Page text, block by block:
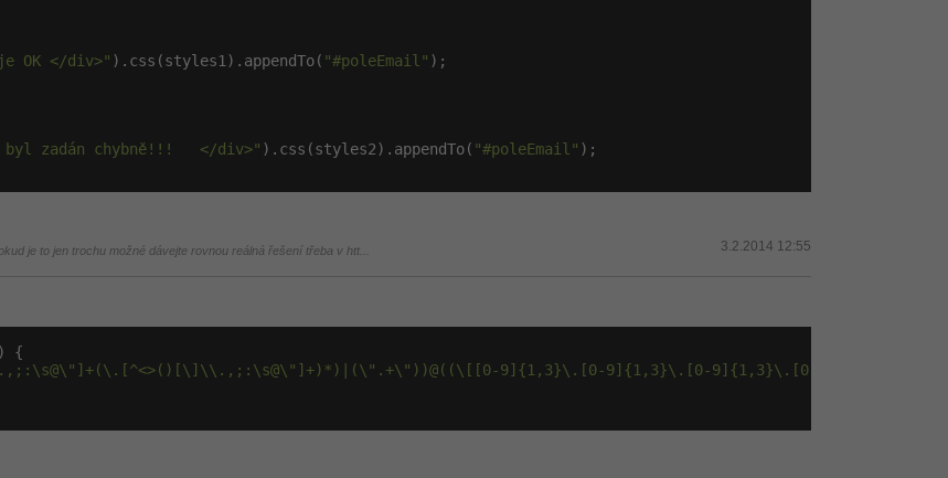
OK </div>" ).css(styles1).appendTo( "#poleEmail" );
byl zadán chybně!!!   </div>" ).css(styles2).appendTo( "#poleEmail" );
3.2.2014 12:55
je to jen trochu možné dávejte rovnou reálná řešení třeba v htt...
{
9]{1,3}\.[0-9]{1,3}\.[0-9]{1,3}\.[0-9]{1,3}\])|(([a-